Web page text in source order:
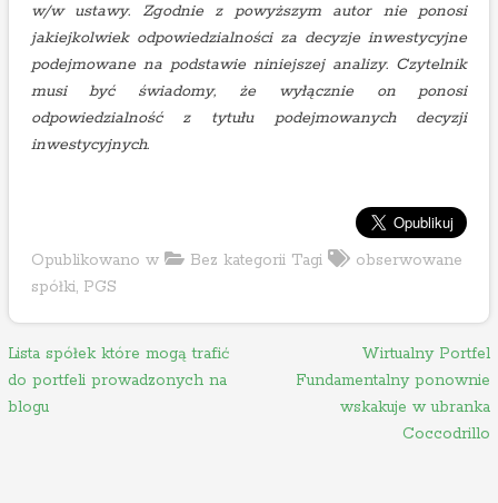
w/w ustawy. Zgodnie z powyższym autor nie ponosi
jakiejkolwiek odpowiedzialności za decyzje inwestycyjne
podejmowane na podstawie niniejszej analizy. Czytelnik
musi być świadomy, że wyłącznie on ponosi
odpowiedzialność z tytułu podejmowanych decyzji
inwestycyjnych.
Opublikowano w Bez kategorii Tagi
obserwowane
spółki, PGS
N
a
Lista spółek które mogą trafić
do portfeli prowadzonych na
blogu
Wirtualny Portfel
Fundamentalny ponownie
wskakuje w ubranka
Coccodrillo